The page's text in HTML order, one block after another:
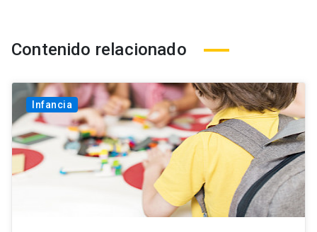
Contenido relacionado
Infancia